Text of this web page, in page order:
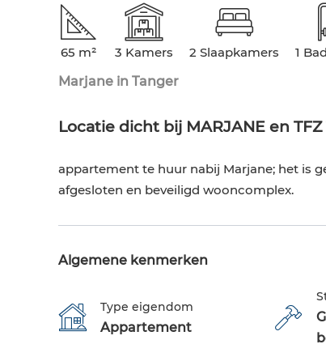
65 m² 3 Kamers 2 Slaapkamers
1
Marjane in Tanger
Locatie dicht bij MARJANE en
appartement te huur nabij Marjane; het is
afgesloten en beveiligd wooncomplex.
Algemene kenmerken
Type eigendom
Appartement